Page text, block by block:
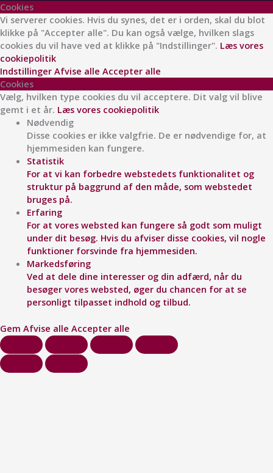
Cookies
Vi serverer cookies. Hvis du synes, det er i orden, skal du blot
klikke på "Accepter alle". Du kan også vælge, hvilken slags
cookies du vil have ved at klikke på "Indstillinger". Læs vores
cookiepolitik
Indstillinger Afvise alle Accepter alle
Cookies
Vælg, hvilken type cookies du vil acceptere. Dit valg vil blive
gemt i et år. Læs vores cookiepolitik
Nødvendig
Disse cookies er ikke valgfrie. De er nødvendige for, at
hjemmesiden kan fungere.
Statistik
For at vi kan forbedre webstedets funktionalitet og
struktur på baggrund af den måde, som webstedet
bruges på.
Erfaring
For at vores websted kan fungere så godt som muligt
under dit besøg. Hvis du afviser disse cookies, vil nogle
funktioner forsvinde fra hjemmesiden.
Markedsføring
Ved at dele dine interesser og din adfærd, når du
besøger vores websted, øger du chancen for at se
personligt tilpasset indhold og tilbud.
Gem Afvise alle Accepter alle